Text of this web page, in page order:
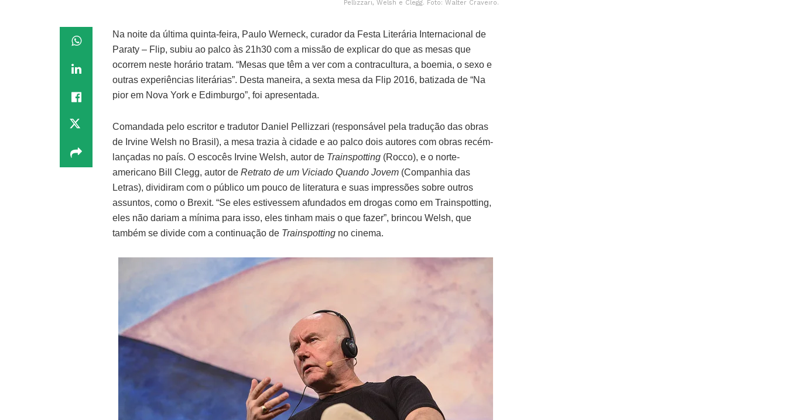
Pellizzari, Welsh e Clegg. Foto: Walter Craveiro.
Na noite da última quinta-feira, Paulo Werneck, curador da Festa Literária Internacional de
Paraty – Flip, subiu ao palco às 21h30 com a missão de explicar do que as mesas que
ocorrem neste horário tratam. “Mesas que têm a ver com a contracultura, a boemia, o sexo e
outras experiências literárias”. Desta maneira, a sexta mesa da Flip 2016, batizada de “Na
pior em Nova York e Edimburgo”, foi apresentada.
Comandada pelo escritor e tradutor Daniel Pellizzari (responsável pela tradução das obras
de Irvine Welsh no Brasil), a mesa trazia à cidade e ao palco dois autores com obras recém-
lançadas no país. O escocês Irvine Welsh, autor de Trainspotting (Rocco), e o norte-
americano Bill Clegg, autor de Retrato de um Viciado Quando Jovem (Companhia das
Letras), dividiram com o público um pouco de literatura e suas impressões sobre outros
assuntos, como o Brexit. “Se eles estivessem afundados em drogas como em Trainspotting,
eles não dariam a mínima para isso, eles tinham mais o que fazer”, brincou Welsh, que
também se divide com a continuação de Trainspotting no cinema.